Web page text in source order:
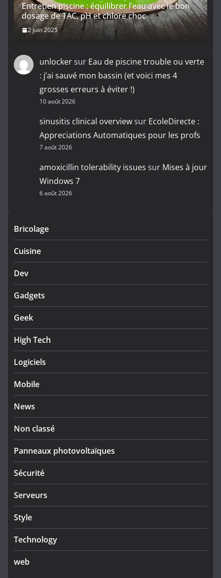
Entretien piscine : équilibrer l’eau avec le bon
dosage de TAC, pH et chlore choc
2 juin 2025
unlockersur Eau de piscine trouble ou verte
: j’ai sauvé mon bassin (et voici mes 4
grosses erreurs à éviter !)
10 août 2026
sinusitis clinical overviewsur EcoleDirecte :
Appreciations Automatiques pour les profs
7 août 2026
amoxicillin tolerability issues sur Mises à jour
Windows 7
6 août 2026
Bricolage
Cuisine
Dev
Gadgets
Geek
High Tech
Logiciels
Mobile
News
Non classé
Panneaux photovoltaïques
Sécurité
Serveurs
Style
Technology
web